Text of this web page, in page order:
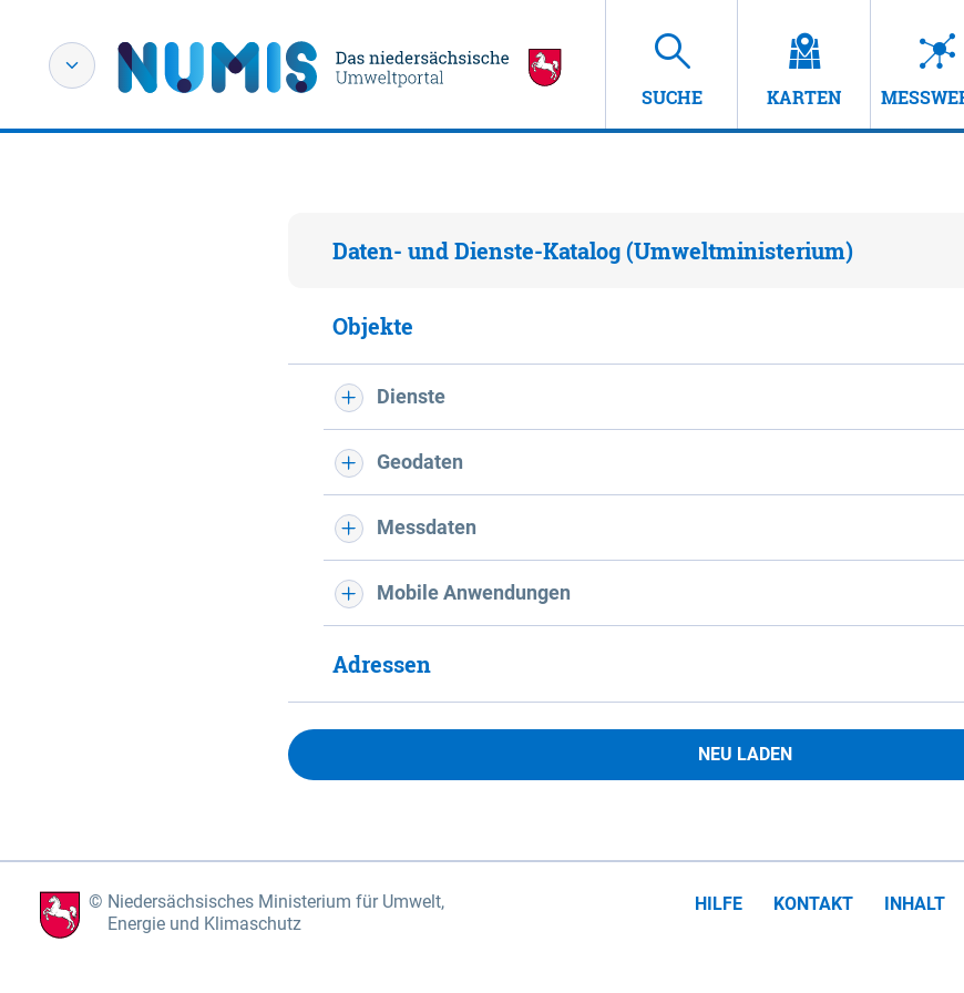
SUCHE KARTEN
Daten- und Dienste-Katalog (Umweltministerium)
Objekte
Dienste
Geodaten
Messdaten
Mobile Anwendungen
Adressen
NEU LADEN
Niedersächsisches Ministerium für Umwelt,
Energie und Klimaschutz
HILFE KONTAKT INHALT